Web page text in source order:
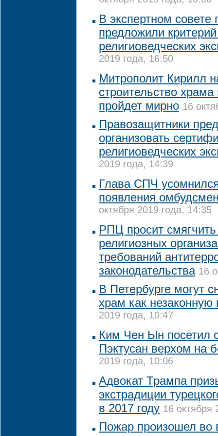
В экспертном
предложили
религиоведческих
2019 года, 16:50
Митрополит Кирилл
строительство храма
пройдет мирно 16
Правозащитники
организовать
религиоведческих
2019 года, 14:39
Глава СПЧ
появления
октября 2019 года, 14:35
РПЦ просит смягчить
религиозных
требований
законодательства 16
В Петербурге могут
храм как незаконную
2019 года, 10:47
Ким Чен Ын посетил
Пэктусан верхом на
2019 года, 10:06
Адвокат Трампа
экстрадиции
в 2017 году 16 октября
Пожар произошел во